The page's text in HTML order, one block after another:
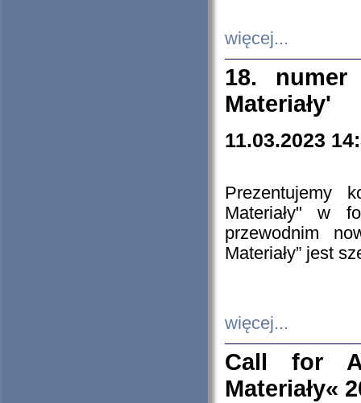
więcej...
18. numer
Materiały'
11.03.2023
Prezentujemy
Materiały" w
przewodnim
Materiały” jest
więcej...
Call for
Materiały«